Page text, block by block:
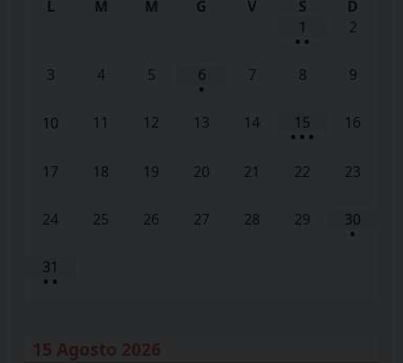
L M M G V S
D
1
• •
2
3 4 5 6
•
7 8 9
10 11 12 13 14 15
• • •
16
17 18 19 20 21 22 23
24 25 26 27 28 29 30
•
31
• •
15 Agosto 2026